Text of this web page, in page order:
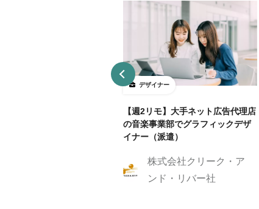
デザイナー
【週2リモ】大手ネット広告代理店
の音楽事業部でグラフィックデザ
イナー（派遣）
株式会社クリーク・ア
ンド・リバー社